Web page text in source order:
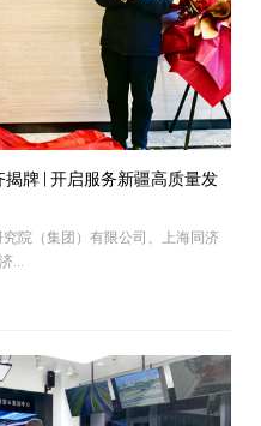
牌 | 开启服务新疆高质量发
院（集团）有限公司、上海同济
...